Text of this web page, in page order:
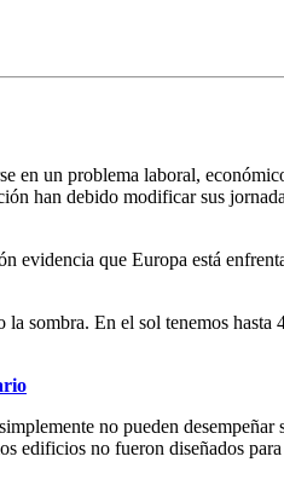
en un problema laboral,
han debido modificar sus
evidencia que Europa está
sombra. En el sol tenemos
no pueden desempeñar
edificios no fueron diseñados